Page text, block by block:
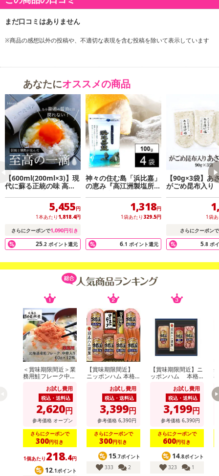
注意事項
【キャンセルについて】
※お申込み後のキャンセルはお受けできません。
記載されている内容を必ずご確認いただき、お届けする商品セット
にご納得いただきましたうえでお申し込みください。
※パッケージ変更や商品リニューアル(成分など含む)等により、参考
の掲載画像や画像内のバーコードなど、お届け商品と多少異なる場
合がございます。
また、[新たな加工食品の原料原産地表示制度]の経過措置期間の終
了により、商品詳細内に記載の原産国・原材料の表記が旧表記の場
合がございます。
あらかじめご了承いただいた上でお申込みください。なお、本理由
によるお申込み後のキャンセル・返品交換は対応いたしかねます。
【お支払いについて】
※送料はお試し費用に含まれております。
※d払い、PayPay、au PAY、au PAY（auかんたん決済）、ソフトバ
ンクまとめて支払い、楽天ペイ、メルペイ、AEON Pay、Amazon
※商品の感想以外の投稿や、不適切な表現を含む投稿を除いて表示しています
あなたにオススメの商品
【600ml(200ml×3)】現
代に蘇る正統の味 高級
だし醤油 八方だし
5,455円
1本あたり 1,818.4円
さらにクーポンで1,090円引き
25.2 ポイント還元
神々の住む島「浜比嘉」
の恵み『高江洲製塩所
1,318円
1袋あたり 329.5円
6.1 ポイント還元
【90g×3袋】あ
がごめ昆布入り
1袋
さらにクーポンで
5.8 ポ
＜賞味期限間近＞業
務用鮭フレーク中骨
お試し費用
税込・送料込
2,620円
参考価格 オープン
さらにクーポンで
300円引き
1個あたり 218.4円
12.1ポイント
【賞味期限間近】
ニッポンハム 本格
お試し費用
税込・送料込
3,399円
参考価格 6,390円
さらにクーポンで
300円引き
15.7ポイント
333
2
【賞味期限間近】ニ
ッポンハム 本格
お試し費用
税込・送料込
3,199円
参考価格 6,390円
さらにクーポンで
600円引き
14.8ポイント
323
1